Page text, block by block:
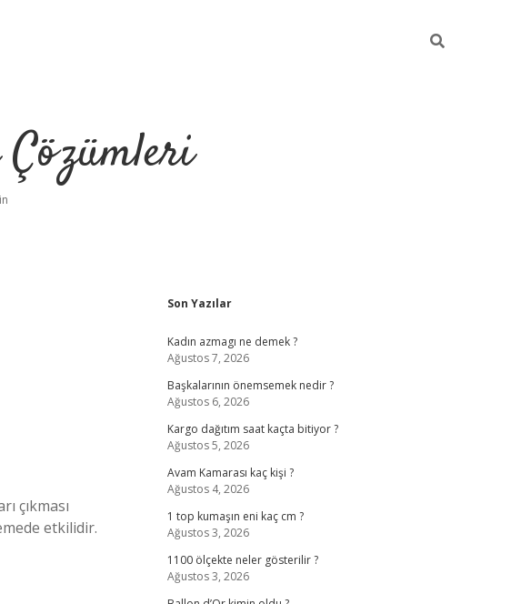
çıkması
etkilidir.
Sidebar
Son Yazılar
Kadın azmagı ne demek ?
Ağustos 7, 2026
Başkalarının önemsemek nedir ?
Ağustos 6, 2026
Kargo dağıtım saat kaçta bitiyor ?
Ağustos 5, 2026
Avam Kamarası kaç kişi ?
Ağustos 4, 2026
1 top kumaşın eni kaç cm ?
Ağustos 3, 2026
1100 ölçekte neler gösterilir ?
Ağustos 3, 2026